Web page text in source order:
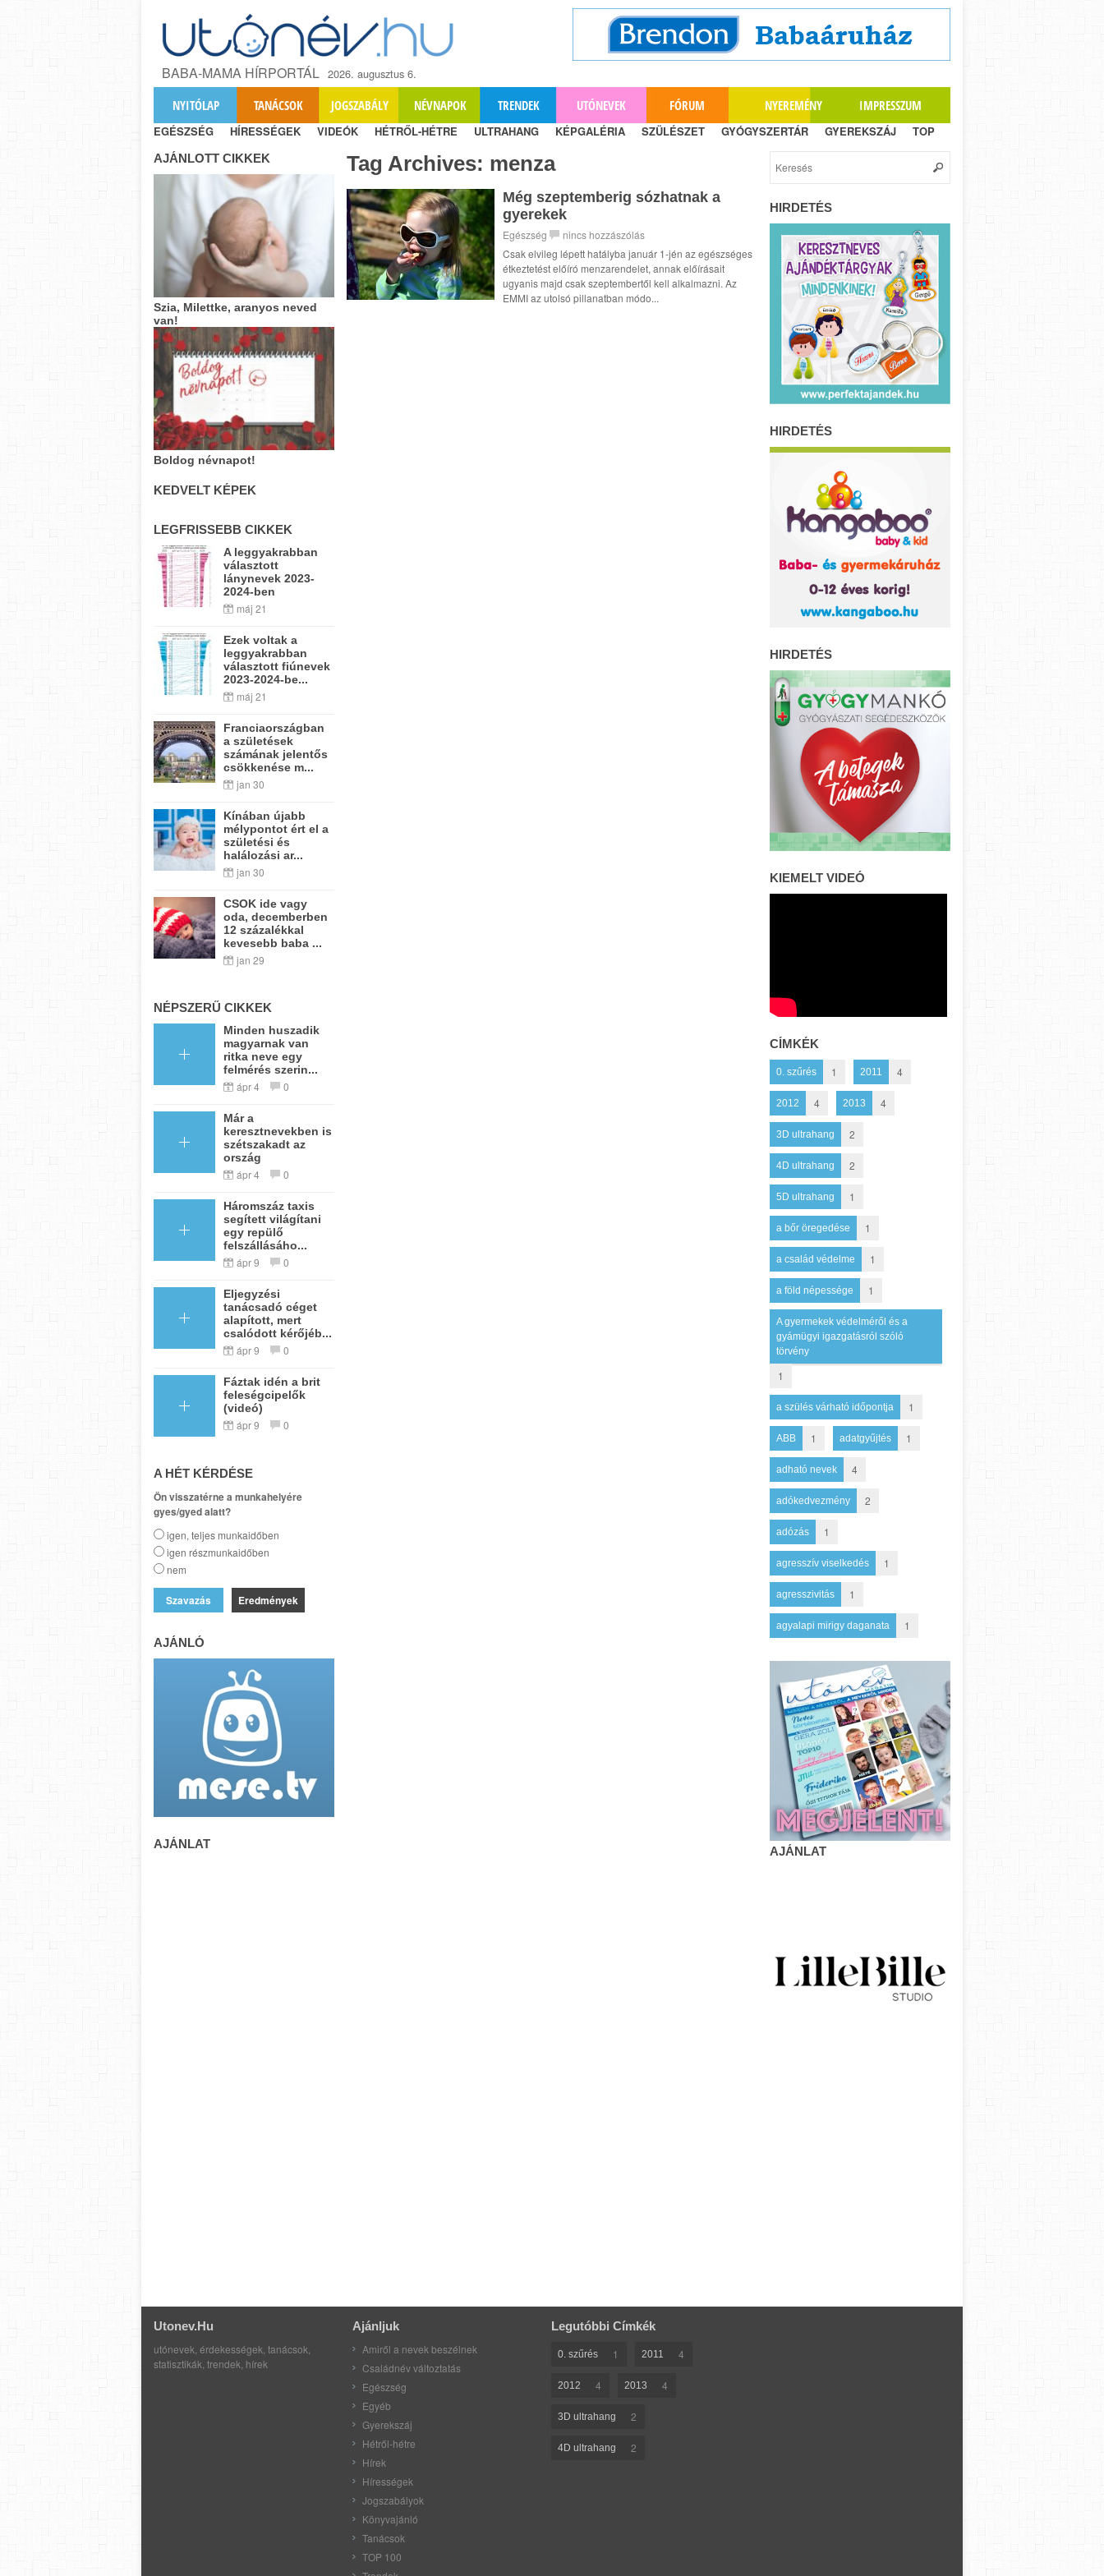
BABA-MAMA HÍRPORTÁL 2026. augusztus 6.
NYITÓLAP TANÁCSOK JOGSZABÁLY NÉVNAPOK TRENDEK UTÓNEVEK FÓRUM NYEREMÉNY IMPRESSZUM
EGÉSZSÉG HÍRESSÉGEK VIDEÓK HÉTRŐL-HÉTRE ULTRAHANG KÉPGALÉRIA SZÜLÉSZET GYÓGYSZERTÁR GYEREKSZÁJ TOP
Tag Archives: menza
Még szeptemberig sózhatnak a
gyerekek
Egészség
nincs hozzászólás
Csak elvileg lépett hatályba január 1-jén az egészséges
étkeztetést előíró menzarendelet, annak előírásait
ugyanis majd csak szeptembertől kell alkalmazni. Az
EMMI az utolsó pillanatban módo...
AJÁNLOTT CIKKEK
Szia, Milettke, aranyos neved
van!
Boldog névnapot!
KEDVELT KÉPEK
LEGFRISSEBB CIKKEK
A leggyakrabban
választott
lánynevek 2023-
2024-ben
máj 21
Ezek voltak a
leggyakrabban
választott fiúnevek
2023-2024-be...
máj 21
Franciaországban
a születések
számának jelentős
csökkenése m...
jan 30
Kínában újabb
mélypontot ért el a
születési és
halálozási ar...
jan 30
CSOK ide vagy
oda, decemberben
12 százalékkal
kevesebb baba ...
jan 29
NÉPSZERŰ CIKKEK
Minden huszadik
magyarnak van
ritka neve egy
felmérés szerin...
ápr 4 0
Már a
keresztnevekben is
szétszakadt az
ország
ápr 4 0
Háromszáz taxis
segített világítani
egy repülő
felszállásáho...
ápr 9 0
Eljegyzési
tanácsadó céget
alapított, mert
csalódott kérőjéb...
ápr 9 0
Fáztak idén a brit
feleségcipelők
(videó)
ápr 9 0
A HÉT KÉRDÉSE
Ön visszatérne a munkahelyére
gyes/gyed alatt?
igen, teljes munkaidőben
igen részmunkaidőben
nem
Eredmények
AJÁNLÓ
AJÁNLAT
HIRDETÉS
HIRDETÉS
HIRDETÉS
KIEMELT VIDEÓ
CÍMKÉK
0. szűrés 1 2011 4
2012 4 2013 4
3D ultrahang 2
4D ultrahang 2
5D ultrahang 1
a bőr öregedése 1
a család védelme 1
a föld népessége 1
A gyermekek védelméről és a
gyámügyi igazgatásról szóló
törvény
1
a szülés várható időpontja 1
ABB 1 adatgyűjtés 1
adható nevek 4
adókedvezmény 2
adózás 1
agresszív viselkedés 1
agresszivitás 1
agyalapi mirigy daganata 1
AJÁNLAT
Utonev.hu
utónevek, érdekességek, tanácsok,
statisztikák, trendek, hírek
Ajánljuk
Amiről a nevek beszélnek
Családnév változtatás
Egészség
Egyéb
Gyerekszáj
Hétről-hétre
Hírek
Hírességek
Jogszabályok
Könyvajánló
Tanácsok
TOP 100
Legutóbbi Címkék
0. szűrés 1 2011 4
2012 4 2013 4
3D ultrahang 2
4D ultrahang 2